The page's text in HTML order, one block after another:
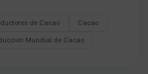
de Cacao
Cacao
Mundial de Cacao